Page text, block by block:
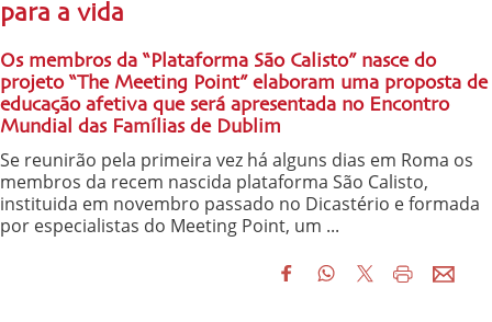
para a vida
Os membros da “Plataforma São Calisto” nasce do
projeto “The Meeting Point” elaboram uma proposta de
educação afetiva que será apresentada no Encontro
Mundial das Famílias de Dublim
Se reunirão pela primeira vez há alguns dias em Roma os
membros da recem nascida plataforma São Calisto,
instituida em novembro passado no Dicastério e formada
por especialistas do Meeting Point, um ...